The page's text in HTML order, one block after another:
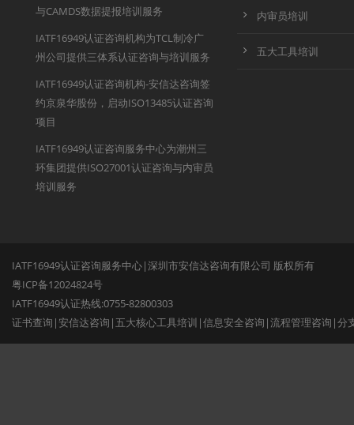
与CAMDS数据提报培训服务
IATF16949认证咨询机构为TCL制冷广
州公司提供三体系认证咨询与培训服务
IATF16949认证咨询机构-安信达咨询签
约京泉华股份，启动ISO13485认证咨询
项目
IATF16949认证咨询服务中心为潮州三
环集团提供ISO27001认证咨询与内审员
培训服务
内审员培训
五大工具培训
IATF16949认证咨询服务中心|深圳市安信达咨询有限公司 版权所有
粤ICP备12024824号
IATF16949认证热线:0755-82800303
证书查询 |安信达咨询 | 五大核心工具培训 |信息安全咨询 |流程管理咨询 |分